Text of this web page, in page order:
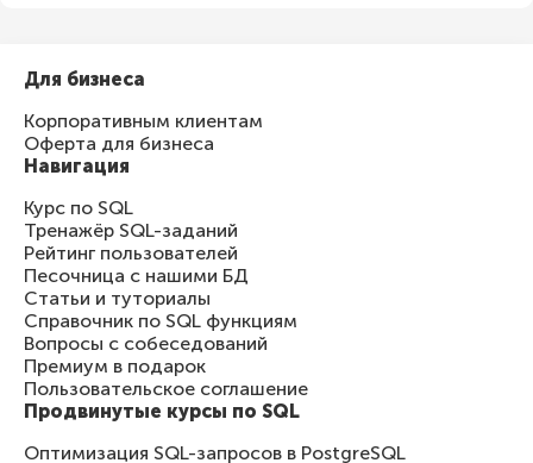
Для бизнеса
Корпоративным клиентам
Оферта для бизнеса
Навигация
Курс по SQL
Тренажёр SQL-заданий
Рейтинг пользователей
Песочница с нашими БД
Статьи и туториалы
Справочник по SQL функциям
Вопросы с собеседований
Премиум в подарок
Пользовательское соглашение
Продвинутые курсы по SQL
Оптимизация SQL-запросов в PostgreSQL